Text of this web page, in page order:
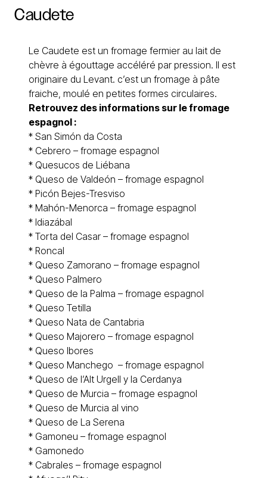
Caudete
Le Caudete est un fromage fermier au lait de
chèvre à égouttage accéléré par pression. Il est
originaire du Levant. c’est un fromage à pâte
fraiche, moulé en petites formes circulaires.
Retrouvez des informations sur lefromage
espagnol :
* San Simón da Costa
* Cebrero – fromage espagnol
* Quesucos de Liébana
* Queso de Valdeón – fromage espagnol
* Picón Bejes-Tresviso
* Mahón-Menorca – fromage espagnol
* Idiazábal
* Torta del Casar – fromage espagnol
* Roncal
* Queso Zamorano – fromage espagnol
* Queso Palmero
* Queso de la Palma – fromage espagnol
* Queso Tetilla
* Queso Nata de Cantabria
* Queso Majorero – fromage espagnol
* Queso Ibores
* Queso Manchego – fromage espagnol
* Queso de l’Alt Urgell y la Cerdanya
* Queso de Murcia – fromage espagnol
* Queso de Murcia al vino
* Queso de La Serena
* Gamoneu – fromage espagnol
* Gamonedo
* Cabrales – fromage espagnol